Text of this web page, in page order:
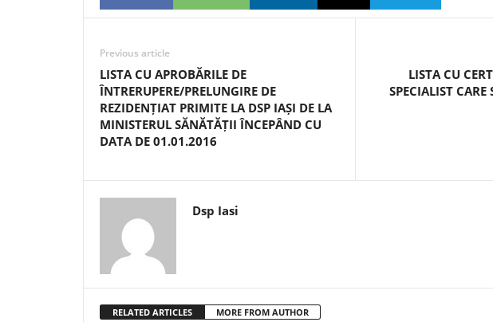
Previous article
LISTA CU APROBĂRILE DE
ÎNTRERUPERE/PRELUNGIRE DE
REZIDENȚIAT PRIMITE LA DSP IAȘI DE LA
MINISTERUL SĂNĂTĂȚII ÎNCEPÂND CU
DATA DE 01.01.2016
LISTA CU
SPECIALIST
Dsp Iasi
RELATED ARTICLES MORE FROM AUTHOR